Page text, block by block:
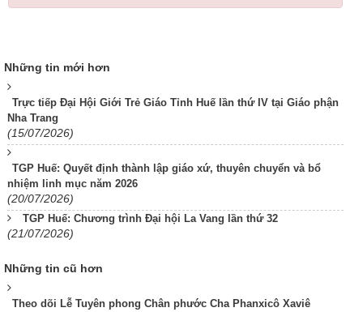
Những tin mới hơn
Trực tiếp Đại Hội Giới Trẻ Giáo Tỉnh Huế lần thứ IV tại Giáo phận
Nha Trang
(15/07/2026)
TGP Huế: Quyết định thành lập giáo xứ, thuyên chuyển và bổ
nhiệm linh mục năm 2026
(20/07/2026)
TGP Huế: Chương trình Đại hội La Vang lần thứ 32
(21/07/2026)
Những tin cũ hơn
Theo dõi Lễ Tuyên phong Chân phước Cha Phanxicô Xaviê